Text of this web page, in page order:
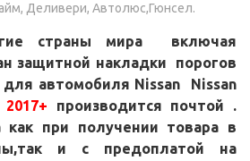
Деливери, Автолюс,Гюнсел.
страны мира включая
защитной накладки порогов
автомобиля Nissan
Nissan
2017+
производится почтой .
как при получении товара в
и с предоплатой на